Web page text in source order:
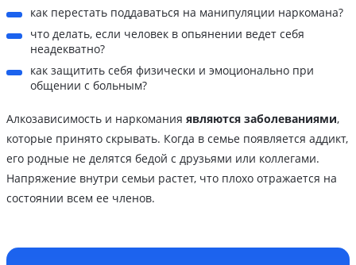
как перестать поддаваться на манипуляции наркомана?
что делать, если человек в опьянении ведет себя
неадекватно?
как защитить себя физически и эмоционально при
общении с больным?
Алкозависимость и наркомания являются заболеваниями,
которые принято скрывать. Когда в семье появляется аддикт,
его родные не делятся бедой с друзьями или коллегами.
Напряжение внутри семьи растет, что плохо отражается на
состоянии всем ее членов.